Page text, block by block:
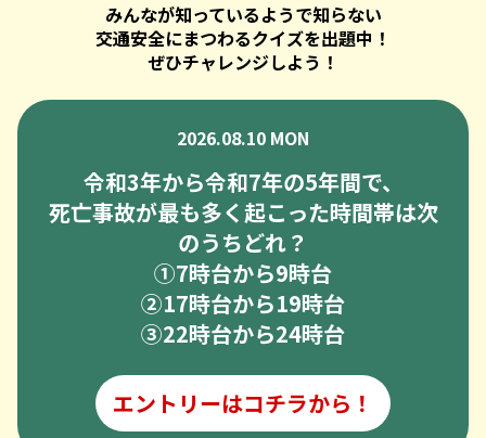
みんなが知っているようで知らない
交通安全にまつわるクイズを出題中！
ぜひチャレンジしよう！
2026.08.10 MON
令和3年から令和7年の5年間で、
死亡事故が最も多く起こった時間帯は次
のうちどれ？
➀7時台から9時台
②17時台から19時台
③22時台から24時台
エントリーはコチラから！